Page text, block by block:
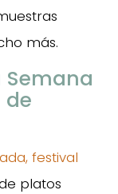
más.
de
festival
platos